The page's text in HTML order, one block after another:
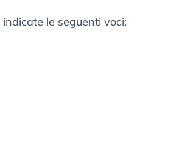
le seguenti voci: